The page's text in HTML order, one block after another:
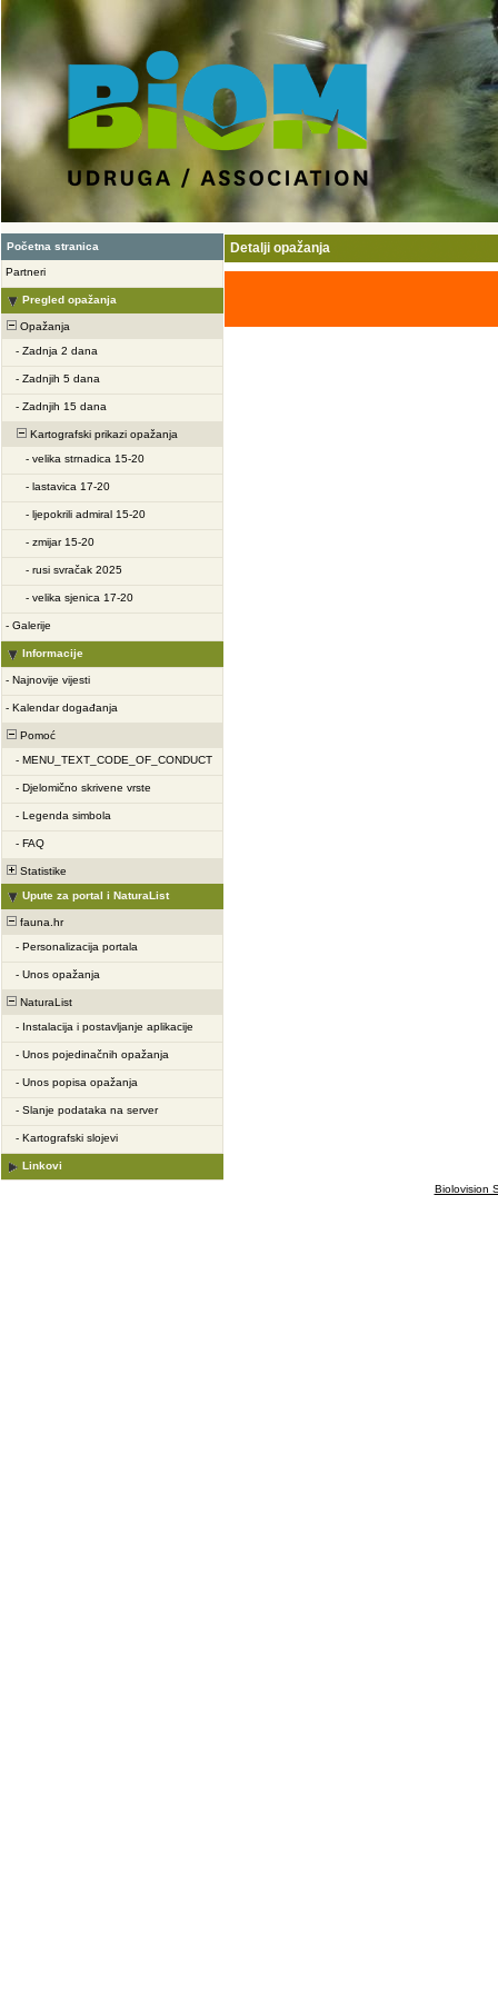
Početna stranica
Partneri
Pregled opažanja
Opažanja
- Zadnja 2 dana
- Zadnjih 5 dana
- Zadnjih 15 dana
Kartografski prikazi opažanja
- velika strnadica 15-20
- lastavica 17-20
- ljepokrili admiral 15-20
- zmijar 15-20
- rusi svračak 2025
- velika sjenica 17-20
- Galerije
Informacije
- Najnovije vijesti
- Kalendar događanja
Pomoć
- MENU_TEXT_CODE_OF_CONDUCT
- Djelomično skrivene vrste
- Legenda simbola
- FAQ
Statistike
Upute za portal i NaturaList
fauna.hr
- Personalizacija portala
- Unos opažanja
NaturaList
- Instalacija i postavljanje aplikacije
- Unos pojedinačnih opažanja
- Unos popisa opažanja
- Slanje podataka na server
- Kartografski slojevi
Linkovi
Detalji opažanja
Biolovision